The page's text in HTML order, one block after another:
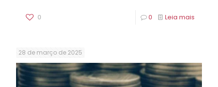
0 0 Leia mais
28 de março de 2025